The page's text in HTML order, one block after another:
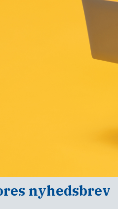
nyhedsbrev